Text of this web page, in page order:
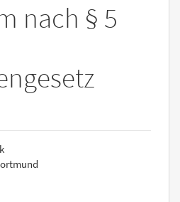
nach § 5